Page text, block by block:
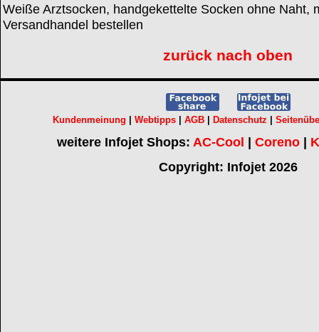
Weiße Arztsocken, handgekettelte Socken ohne Naht,
Versandhandel bestellen
zurück nach oben
Kundenmeinung Webtipps AGB Datenschutz
weitere Infojet Shops: AC-Cool | Coreno |
Copyright: Infojet 2026